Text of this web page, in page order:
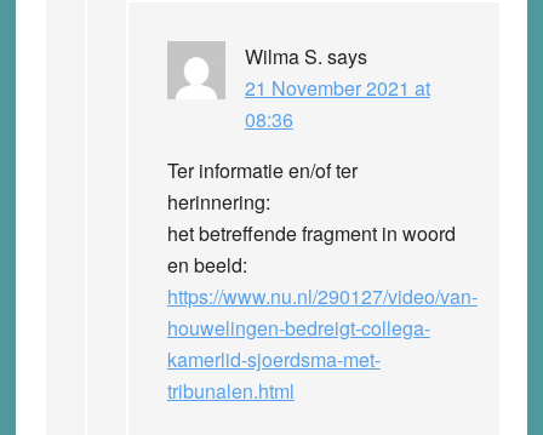
Wilma S. says
21 November 2021 at
08:36
Ter informatie en/of ter
herinnering:
het betreffende fragment in woord
en beeld:
https://www.nu.nl/290127/video/van-
houwelingen-bedreigt-collega-
kamerlid-sjoerdsma-met-
tribunalen.html